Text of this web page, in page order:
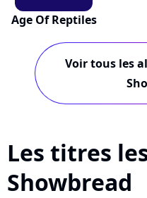
Age Of Reptiles
Voir tous les
Les titres
Showbread